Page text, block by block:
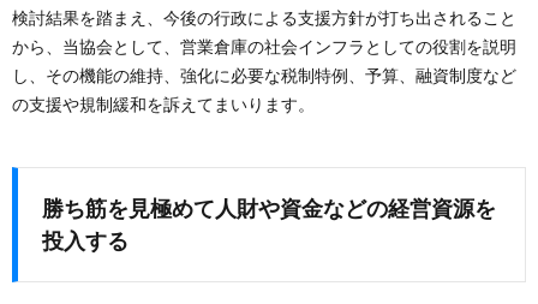
検討結果を踏まえ、今後の行政による支援方針が打ち出されること
から、当協会として、営業倉庫の社会インフラとしての役割を説明
し、その機能の維持、強化に必要な税制特例、予算、融資制度など
の支援や規制緩和を訴えてまいります。
勝ち筋を見極めて人財や資金などの経営資源を
投入する